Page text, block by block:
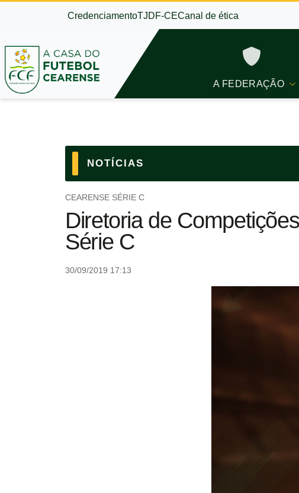
CredenciamentoTJDF-CECanal de ética
A FEDERAÇÃO
NOTÍCIAS
CEARENSE SÉRIE C
Diretoria de
Série C
30/09/2019 17:13